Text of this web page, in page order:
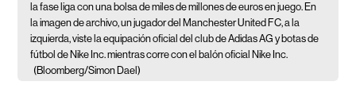
la fase liga con una bolsa de miles de millones de euros en juego. En
la imagen de archivo, un jugador del Manchester United FC, a la
izquierda, viste la equipación oficial del club de Adidas AG y botas de
fútbol de Nike Inc. mientras corre con el balón oficial Nike Inc.
(Bloomberg/Simon Dael)